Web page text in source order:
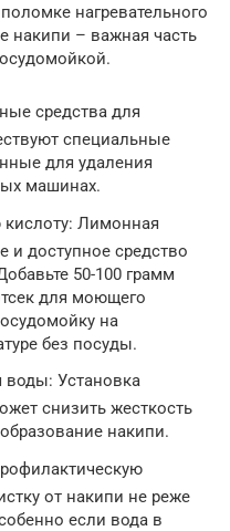
нагревательного
накипи – важная часть
средства для
специальные
для удаления
машинах.
Лимонная
и доступное средство
50-100 грамм
для моющего
на
без посуды.
воды: Установка
снизить жесткость
накипи.
от накипи не реже
если вода в